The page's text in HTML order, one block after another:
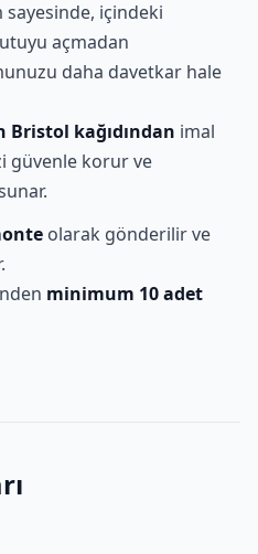
sayesinde, içindeki
açmadan
daha davetkar hale
Bristol kağıdından imal
güvenle korur ve
olarak gönderilir ve
minimum 10 adet